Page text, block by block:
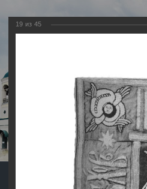
Экскурсия
19 из 45